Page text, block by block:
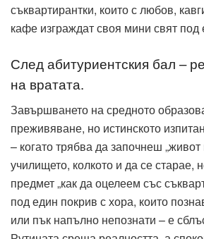
съквартирантки, които с любов,
кафе изграждат своя мини свят под
След абитуриентския бал –
на вратата.
Завършването на средното
преживяване, но истинското
– когато трябва да започнеш
училището, колкото и да се старае,
предмет „как да оцелеем със
под един покрив с хора, които
или пък напълно непознати – е